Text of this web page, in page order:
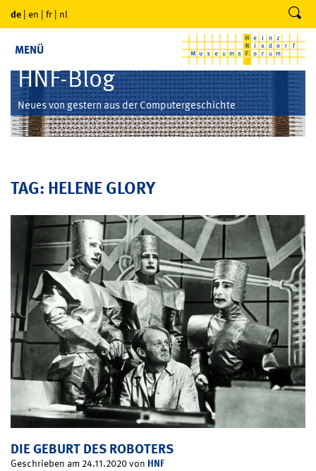
de | en | fr | nl
MENÜ
HNF-Blog
Neues von gestern aus der Computergeschichte
TAG: HELENE GLORY
DIE GEBURT DES ROBOTERS
Geschrieben am 24.11.2020 von HNF